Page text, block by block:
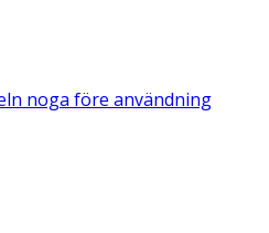
noga före användning